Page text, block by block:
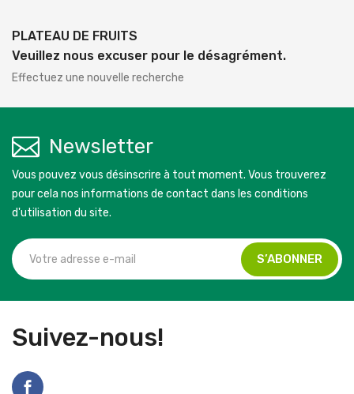
PLATEAU DE FRUITS
Veuillez nous excuser pour le désagrément.
Effectuez une nouvelle recherche
Newsletter
Vous pouvez vous désinscrire à tout moment. Vous trouverez
pour cela nos informations de contact dans les conditions
d'utilisation du site.
Suivez-nous!